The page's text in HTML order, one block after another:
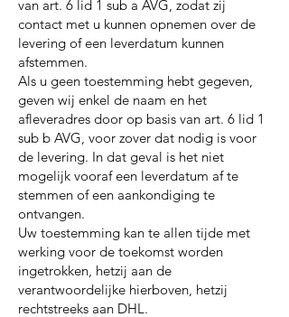
van art. 6 lid 1 sub a AVG, zodat zij
contact met u kunnen opnemen over de
levering of een leverdatum kunnen
afstemmen.
Als u geen toestemming hebt gegeven,
geven wij enkel de naam en het
afleveradres door op basis van art. 6 lid 1
sub b AVG, voor zover dat nodig is voor
de levering. In dat geval is het niet
mogelijk vooraf een leverdatum af te
stemmen of een aankondiging te
ontvangen.
Uw toestemming kan te allen tijde met
werking voor de toekomst worden
ingetrokken, hetzij aan de
verantwoordelijke hierboven, hetzij
rechtstreeks aan DHL.